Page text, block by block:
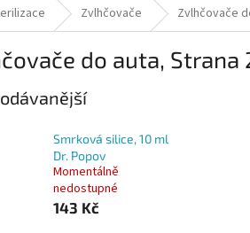
Zvlhčovače Zvlhčovače
do auta, Strana
Smrková silice, 10 ml
Dr. Popov
Momentálně
nedostupné
143 Kč